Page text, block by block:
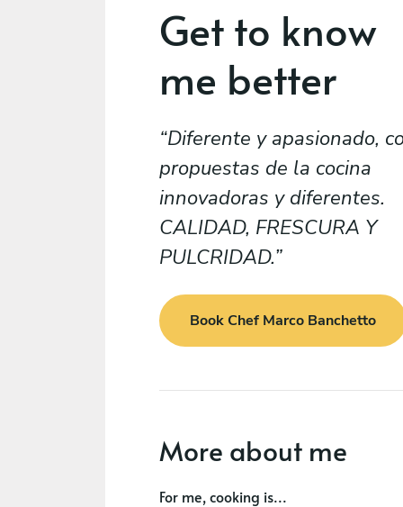
Get to know
me better
Diferente y apasionado,
propuestas de la cocina
innovadoras y diferentes.
CALIDAD, FRESCURA Y
PULCRIDAD.
Book Chef Marco Banchetto
More about me
For me, cooking is...